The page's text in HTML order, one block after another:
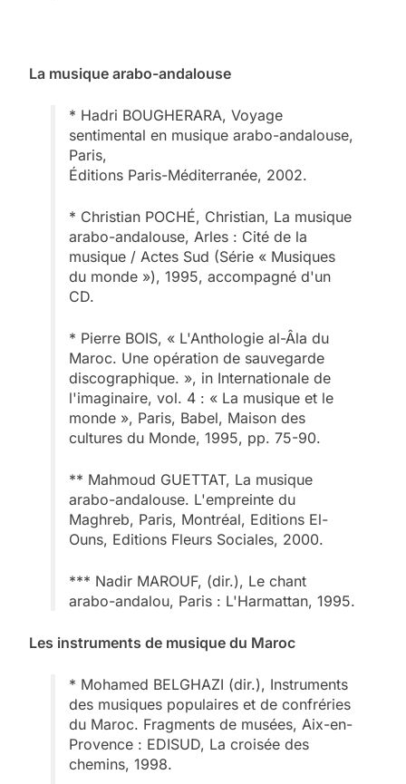
La musique arabo-andalouse
* Hadri BOUGHERARA, Voyage
sentimental en musique arabo-andalouse,
Paris,
Éditions Paris-Méditerranée, 2002.
* Christian POCHÉ, Christian, La musique
arabo-andalouse, Arles : Cité de la
musique / Actes Sud (Série « Musiques
du monde »), 1995, accompagné d'un
CD.
* Pierre BOIS, « L'Anthologie al-Âla du
Maroc. Une opération de sauvegarde
discographique. », in Internationale de
l'imaginaire, vol. 4 : « La musique et le
monde », Paris, Babel, Maison des
cultures du Monde, 1995, pp. 75-90.
** Mahmoud GUETTAT, La musique
arabo-andalouse. L'empreinte du
Maghreb, Paris, Montréal, Editions El-
Ouns, Editions Fleurs Sociales, 2000.
*** Nadir MAROUF, (dir.), Le chant
arabo-andalou, Paris : L'Harmattan, 1995.
Les instruments de musique du Maroc
* Mohamed BELGHAZI (dir.), Instruments
des musiques populaires et de confréries
du Maroc. Fragments de musées, Aix-en-
Provence : EDISUD, La croisée des
chemins, 1998.